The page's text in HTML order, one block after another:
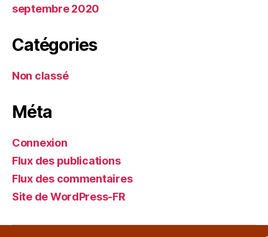
septembre 2020
Catégories
Non classé
Méta
Connexion
Flux des publications
Flux des commentaires
Site de WordPress-FR